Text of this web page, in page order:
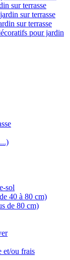
sur terrasse
sur terrasse
sur terrasse
pour jardin
sol
40 à 80 cm)
de 80 cm)
et/ou frais